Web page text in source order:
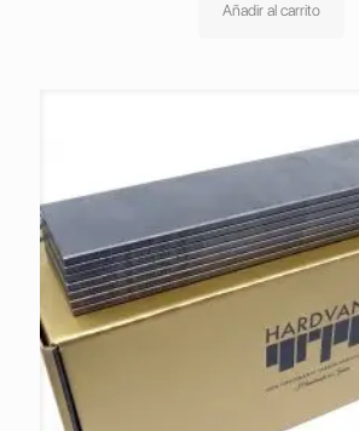
Añadir al carrito